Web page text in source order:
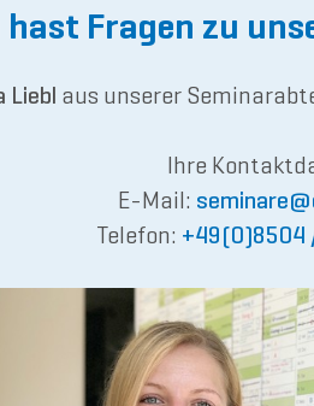
hast Fragen zu
Liebl aus unserer
Ihre
E-Mail: semina
Telefon: +49(0)8504